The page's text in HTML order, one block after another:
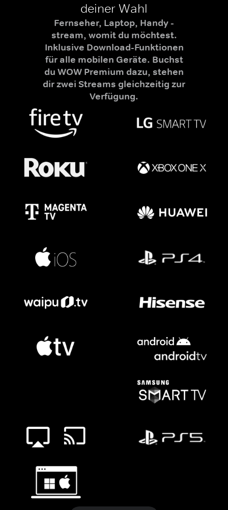
deiner Wahl
Fernseher, Laptop, Handy -
stream, womit du möchtest.
Inklusive Download-Funktionen
für alle mobilen Geräte. Buchst
du WOW Premium dazu, stehen
dir zwei Streams gleichzeitig zur
Verfügung.